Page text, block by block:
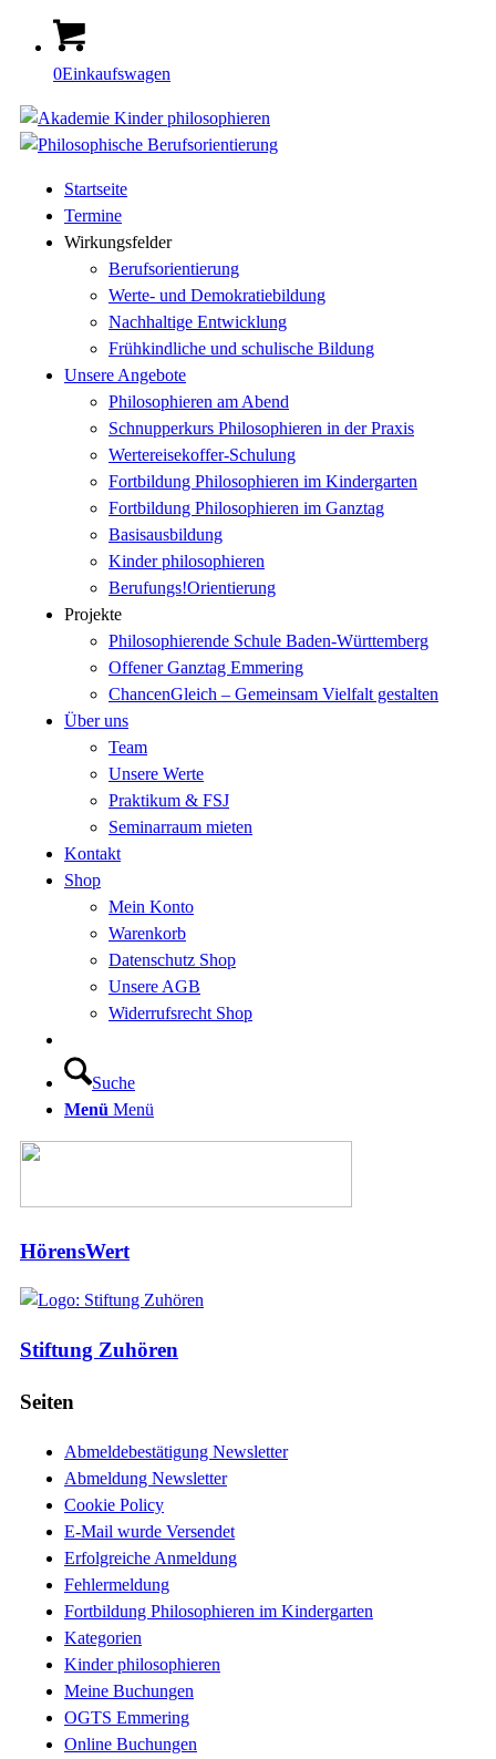
0Einkaufswagen
Startseite
Termine
Wirkungsfelder
Berufsorientierung
Werte- und Demokratiebildung
Nachhaltige Entwicklung
Frühkindliche und schulische Bildung
Unsere Angebote
Philosophieren am Abend
Schnupperkurs Philosophieren in der Praxis
Wertereisekoffer-Schulung
Fortbildung Philosophieren im Kindergarten
Fortbildung Philosophieren im Ganztag
Basisausbildung
Kinder philosophieren
Berufungs!Orientierung
Projekte
Philosophierende Schule Baden-Württemberg
Offener Ganztag Emmering
ChancenGleich – Gemeinsam Vielfalt gestalten
Über uns
Team
Unsere Werte
Praktikum & FSJ
Seminarraum mieten
Kontakt
Shop
Mein Konto
Warenkorb
Datenschutz Shop
Unsere AGB
Widerrufsrecht Shop
Suche
Menü Menü
HörensWert
Stiftung Zuhören
Seiten
Abmeldebestätigung Newsletter
Abmeldung Newsletter
Cookie Policy
E-Mail wurde Versendet
Erfolgreiche Anmeldung
Fehlermeldung
Fortbildung Philosophieren im Kindergarten
Kategorien
Kinder philosophieren
Meine Buchungen
OGTS Emmering
Online Buchungen